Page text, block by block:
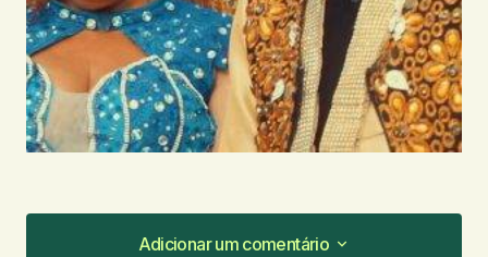
Adicionar um comentário